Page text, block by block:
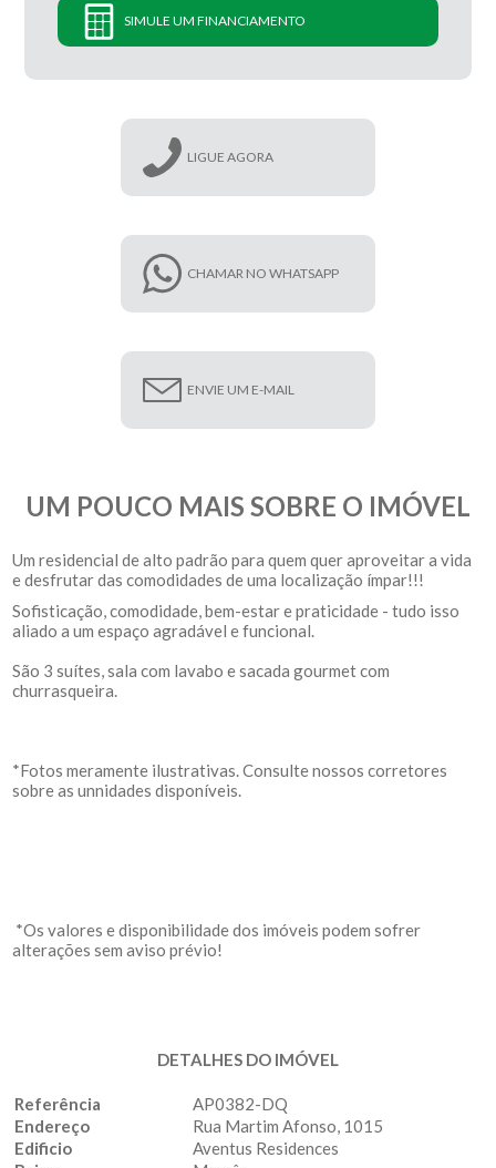
SIMULE UM FINANCIAMENTO
LIGUE AGORA
CHAMAR NO WHATSAPP
ENVIE UM E-MAIL
UM POUCO MAIS SOBRE O IMÓVEL
Um residencial de alto padrão para quem quer aproveitar a vida
e desfrutar das comodidades de uma localização ímpar!!!
Sofisticação, comodidade, bem-estar e praticidade - tudo isso
aliado a um espaço agradável e funcional.
São 3 suítes, sala com lavabo e sacada gourmet com
churrasqueira.
*Fotos meramente ilustrativas. Consulte nossos corretores
sobre as unnidades disponíveis.
*Os valores e disponibilidade dos imóveis podem sofrer
alterações sem aviso prévio!
DETALHES DO IMÓVEL
Referência
AP0382-DQ
Endereço
Rua Martim Afonso, 1015
Edificio
Aventus Residences